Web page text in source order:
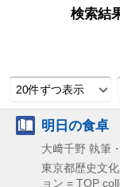
検索結
20件ずつ表示
明日の食卓
大﨑千野 執筆
東京都歴史文
ョン = TOP